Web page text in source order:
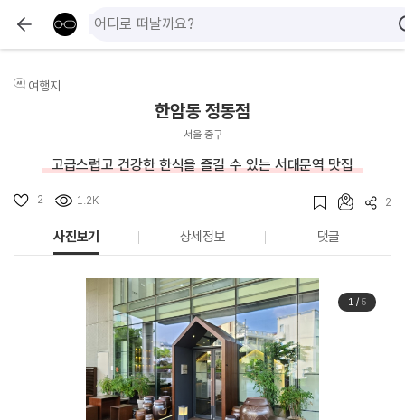
여행지
한암동 정동점
서울 중구
고급스럽고 건강한 한식을 즐길 수 있는 서대문역 맛집
2 1.2K 2
사진보기 상세정보 댓글
1/ 5